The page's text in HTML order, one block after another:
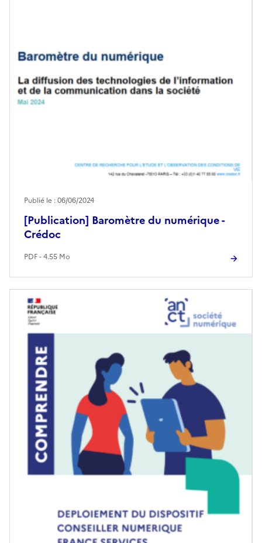
[Publication] Baromètre du numérique -
Crédoc
Publié le : 06/06/2024
PDF - 4.55 Mo
Image